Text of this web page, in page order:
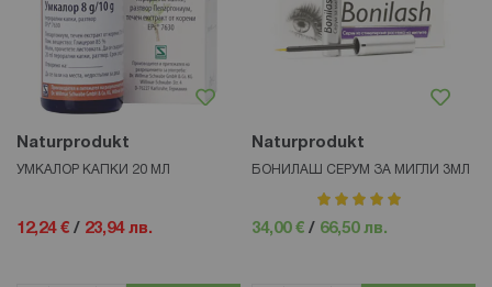
Naturprodukt
УМКАЛОР КАПКИ 20 МЛ
12,24 € / 23,94 лв.
Naturprodukt
БОНИЛАШ СЕРУМ ЗА МИГЛИ 3МЛ
рейтинг:
34,00 € / 66,50 лв.